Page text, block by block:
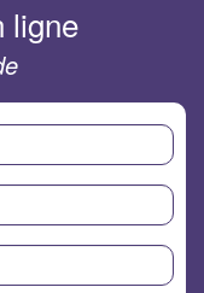
ligne